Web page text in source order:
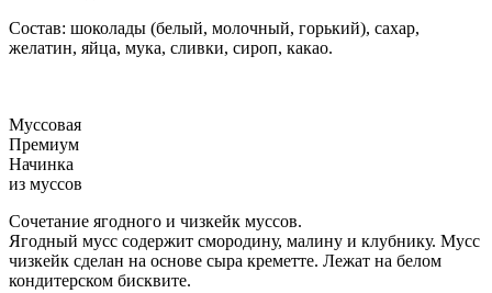
Состав: шоколады (белый, молочный, горький), сахар,
желатин, яйца, мука, сливки, сироп, какао.
Муссовая
Премиум
Начинка
из муссов
Сочетание ягодного и чизкейк муссов.
Ягодный мусс содержит смородину, малину и клубнику. Мусс
чизкейк сделан на основе сыра креметте. Лежат на белом
кондитерском бисквите.